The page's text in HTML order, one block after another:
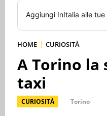
Aggiungi InItalia alle
HOME CURIOSITÀ
A Torino la
taxi
CURIOSITÀ Torino